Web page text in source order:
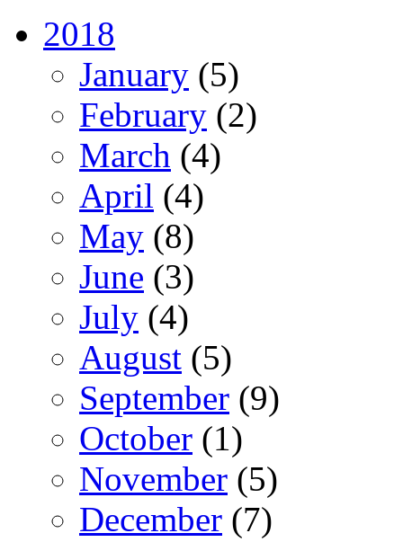
2018
January (5)
February (2)
March (4)
April (4)
May (8)
June (3)
July (4)
August (5)
September (9)
October (1)
November (5)
December (7)